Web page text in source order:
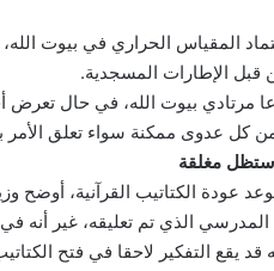
المقياس الحراري في بيوت الله،
قبل الإطارات المسجدية.
مرتادي بيوت الله، في حال تعرض
كل عدوى ممكنة سواء تعلق
ستظل مغلقة
عودة الكتاتيب القرآنية، أوضح
الذي تم تعليقه، غير أنه
قد يقع التفكير لاحقا في فتح